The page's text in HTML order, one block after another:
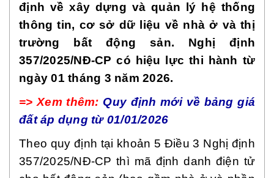
định về xây dựng và quản lý hệ thống
thông tin, cơ sở dữ liệu về nhà ở và thị
trường bất động sản. Nghị định
357/2025/NĐ-CP có hiệu lực thi hành từ
ngày 01 tháng 3 năm 2026.
=> Xem thêm: Quy định mới về bảng giá
đất áp dụng từ 01/01/2026
Theo quy định tại khoản 5 Điều 3 Nghị định
357/2025/NĐ-CP thì mã định danh điện tử